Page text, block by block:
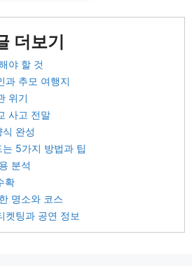
더보기
야 할 것
과 추모 여행지
위기
사고 전말
완성
5가지 방법과 팁
분석
확
명소와 코스
켓팅과 공연 정보